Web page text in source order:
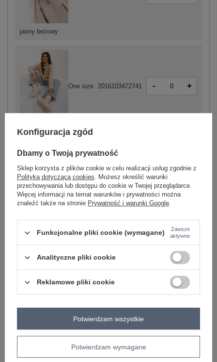
jasny beżowy
One size 2016103472741 - +
One size 2016103472734 -
ZALOGUJ SIĘ I ZOBACZ CENĘ
skład materiału : 68% akryl, 28% poliester, 4%
Konfiguracja zgód
Dbamy o Twoją prywatność
Sklep korzysta z plików cookie w celu realizacji usług zgodnie z
Polityką dotyczącą cookies. Możesz określić warunki
przechowywania lub dostępu do cookie w Twojej przeglądarce.
Więcej informacji na temat warunków i prywatności można
znaleźć także na stronie Prywatność i warunki Google.
Funkcjonalne pliki cookie (wymagane)
Zawsze
aktywne
Analityczne pliki cookie
Reklamowe pliki cookie
Potwierdzam wymagane
Potwierdzam wszystkie